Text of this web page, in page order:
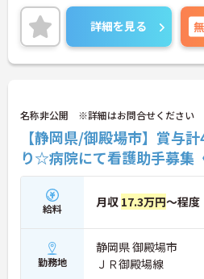
詳細を見る
名称非公開 ※詳細はお問合せください
【静岡県/御殿場市】賞与
り☆病院にて看護助手募集
給料 月収 17.3万円～程度
勤務地
静岡県 御殿場市
ＪＲ御殿場線